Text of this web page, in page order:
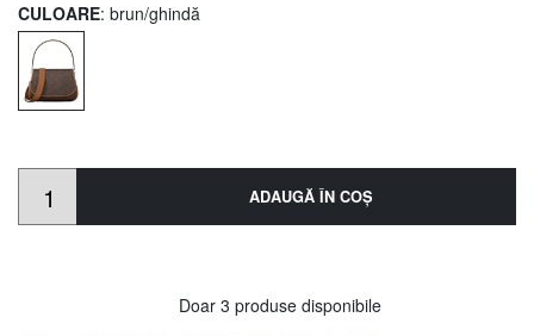
CULOARE: brun/ghindă
ADAUGĂ ÎN COŞ
Doar 3 produse disponibile